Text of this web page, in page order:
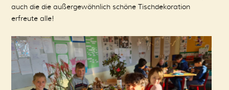
auch die die außergewöhnlich schöne Tischdekoration
erfreute alle!